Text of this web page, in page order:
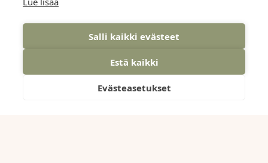
Salli kaikki evästeet
Estä kaikki
Evästeasetukset